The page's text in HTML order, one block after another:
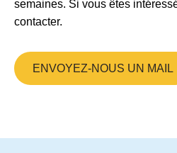
semaines. Si vous êtes
contacter.
ENVOYEZ-NOUS UN MAIL